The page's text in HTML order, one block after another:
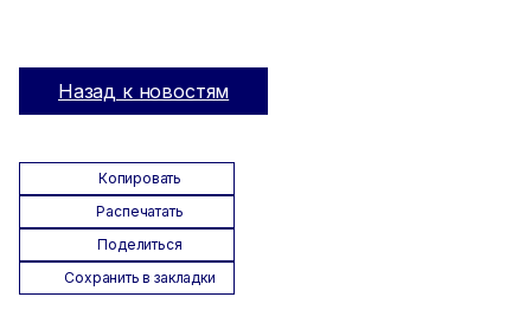
Назад к новостям
Копировать
Распечатать
Поделиться
Сохранить в закладки